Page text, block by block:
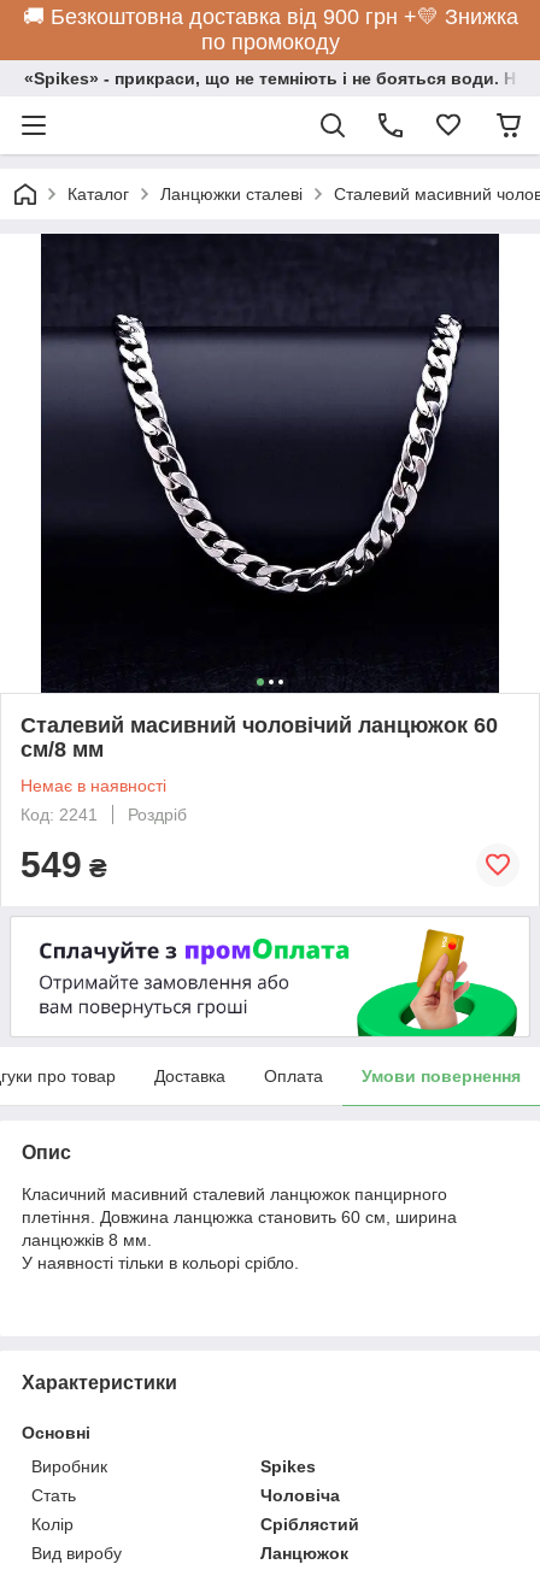
🚚 Безкоштовна доставка від 900 грн +💛 Знижка
по промокоду
«Spikes» - прикраси, що не темніють і не бояться води.
Каталог Ланцюжки сталеві Сталевий масивний
Сталевий масивний чоловічий ланцюжок 60
см/8 мм
Немає в наявності
Код: 2241
Роздріб
549 ₴
про товар Доставка Оплата Умови повернення
Опис
Класичний масивний сталевий ланцюжок панцирного
плетіння. Довжина ланцюжка становить 60 см, ширина
ланцюжків 8 мм.
У наявності тільки в кольорі срібло.
Характеристики
Основні
Виробник
Spikes
Стать
Чоловіча
Колір
Сріблястий
Вид виробу
Ланцюжок